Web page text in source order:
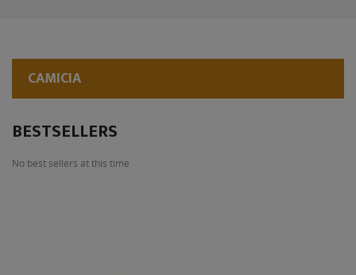
CAMICIA
BESTSELLERS
No best sellers at this time